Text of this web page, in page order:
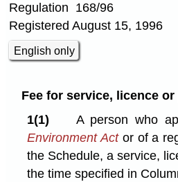
Regulation 168/96
Registered August 15, 1996
English only
Fee for service, licence
1(1)
A person who
Environment Actor of a
the Schedule, a service,
the time specified in